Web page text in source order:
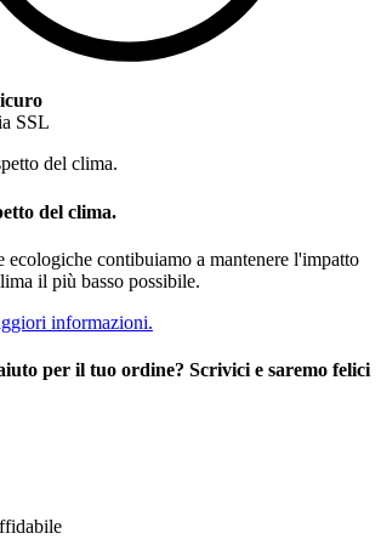
SSL
del clima.
ecologiche contibuiamo a mantenere l'impatto
il più basso possibile.
informazioni.
per il tuo ordine? Scrivici e saremo felici